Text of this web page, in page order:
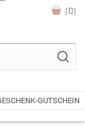
(0)
GUTSCHEIN